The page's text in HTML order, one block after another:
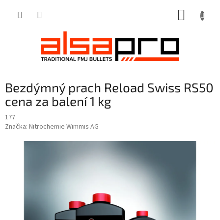
Bezdýmný prach Reload Swiss RS50
cena za balení 1 kg
177
Značka: Nitrochemie Wimmis AG